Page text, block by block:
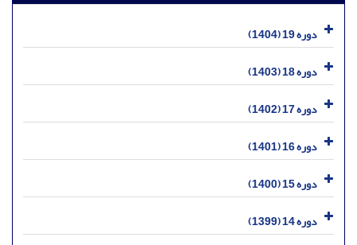
دوره 19 (1404)
دوره 18 (1403)
دوره 17 (1402)
دوره 16 (1401)
دوره 15 (1400)
دوره 14 (1399)